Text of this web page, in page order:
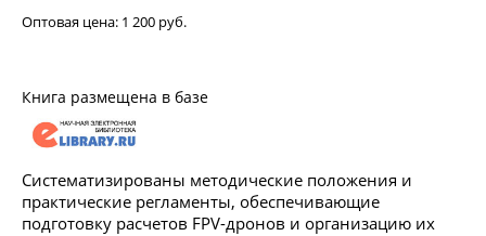
Оптовая цена: 1 200 руб.
Книга размещена в базе
Систематизированы методические положения и
практические регламенты, обеспечивающие
подготовку расчетов FPV-дронов и организацию их